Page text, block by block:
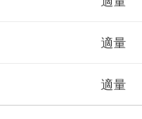
適量
適量